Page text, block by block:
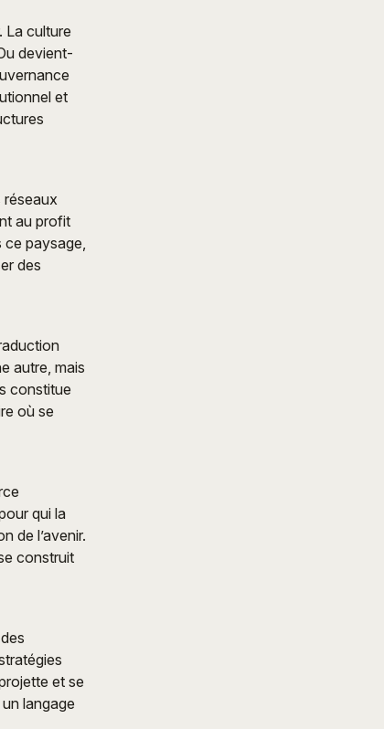
La culture
devient-
et
réseaux
au profit
ce paysage,
des
autre, mais
constitue
où se
qui la
de l’avenir.
construit
et se
langage